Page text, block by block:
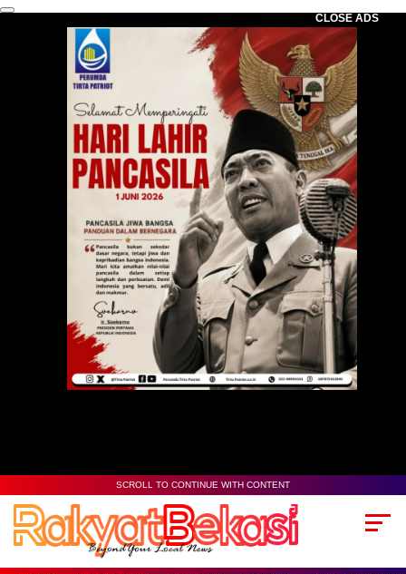
CLOSE ADS
SCROLL TO CONTINUE WITH CONTENT